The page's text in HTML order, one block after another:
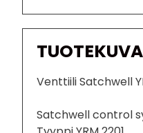
Venttiili Satchwell
Satchwell control